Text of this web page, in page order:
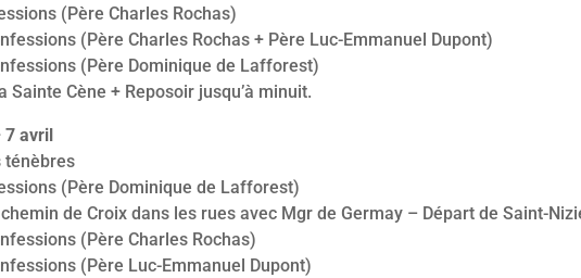
(Père Charles Rochas)
(Père Charles Rochas + Père Luc-Emmanuel Dupont)
(Père Dominique de Lafforest)
Sainte Cène + Reposoir jusqu’à minuit.
avril
ténèbres
(Père Dominique de Lafforest)
de Croix dans les rues avec Mgr de Germay – Départ de Saint-
(Père Charles Rochas)
(Père Luc-Emmanuel Dupont)